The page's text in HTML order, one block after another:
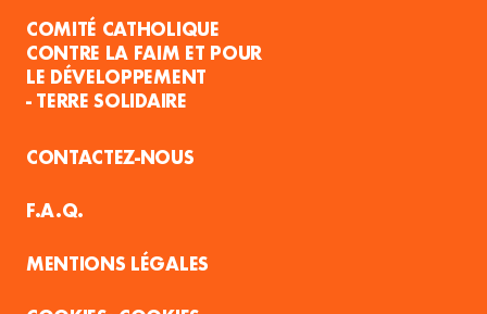
COMITÉ CATHOLIQUE
CONTRE LA FAIM ET POUR
LE DÉVELOPPEMENT
- TERRE SOLIDAIRE
CONTACTEZ-NOUS
F.A.Q.
MENTIONS LÉGALES